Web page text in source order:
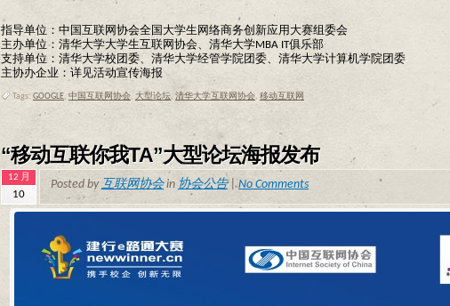
指导单位：中国互联网协会全国大学生网络商务创新应用大赛组委会
主办单位：清华大学大学生互联网协会、清华大学MBA IT俱乐部
支持单位：清华大学校团委、清华大学经管学院团委、清华大学计算机学院团委
主协办企业：详见活动宣传海报
Tags: GOOGLE, 中国互联网协会, 大型论坛, 清华大学互联网协会, 移动互联网
“移动互联你我TA”大型论坛海报发布
12 月
10
Posted by互联网协会in 协会公告|No Comments